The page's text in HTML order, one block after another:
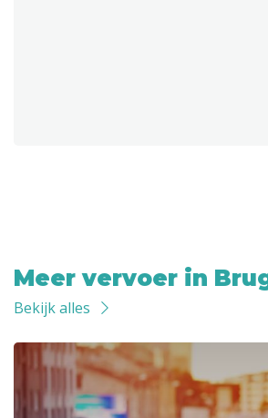
Meer vervoer in
Bekijk alles